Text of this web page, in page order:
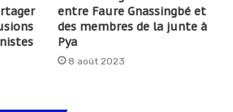
entre Faure Gnassingbé et
des membres de la junte à
Pya
8 août 2023